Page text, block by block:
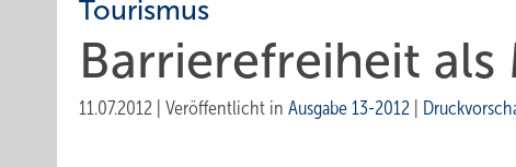
Tourismus
Barrierefreiheit als
11.07.2012 Veröffentlicht in Ausgabe 13-2012